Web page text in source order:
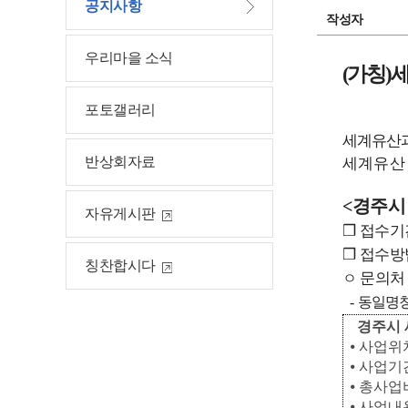
공지사항
우리마을 소식
포토갤러리
반상회자료
자유게시판
칭찬합시다
작성자
(가칭)
세계유산
세계유
<경주
❒ 접수기
❒ 접수방
ㅇ 문의처
- 동일명
경주시
⦁ 사업위
⦁ 사업기
⦁ 총사업